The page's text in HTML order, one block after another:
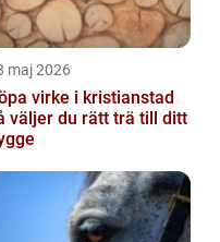
maj 2026
virke i kristianstad
väljer du rätt trä till ditt